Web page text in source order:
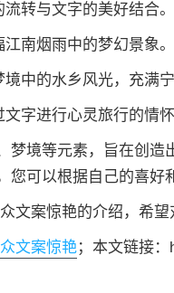
转与文字的美好结合。
南烟雨中的梦幻景象。
中的水乡风光，充满宁
字进行心灵旅行的情怀
梦境等元素，旨在创造
您可以根据自己的喜好
文案惊艳的介绍，希望
文案惊艳；本文链接